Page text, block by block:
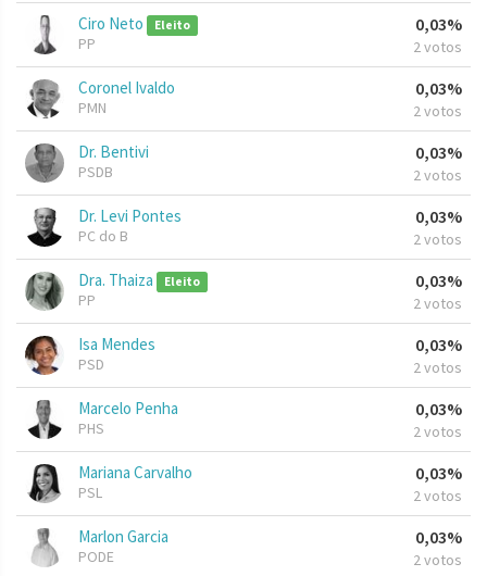
Ciro Neto Eleito
PP
0,03%
2 votos
Coronel Ivaldo
PMN
0,03%
2 votos
Dr. Bentivi
PSDB
0,03%
2 votos
Dr. Levi Pontes
PC do B
0,03%
2 votos
Dra. Thaiza Eleito
PP
0,03%
2 votos
Isa Mendes
PSD
0,03%
2 votos
Marcelo Penha
PHS
0,03%
2 votos
Mariana Carvalho
PSL
0,03%
2 votos
Marlon Garcia
PODE
0,03%
2 votos